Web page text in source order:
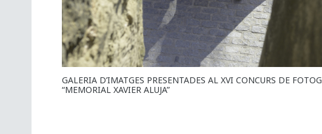
GALERIA D’IMATGES PRESENTADES AL XVI CONCURS DE
“MEMORIAL XAVIER ALUJA”